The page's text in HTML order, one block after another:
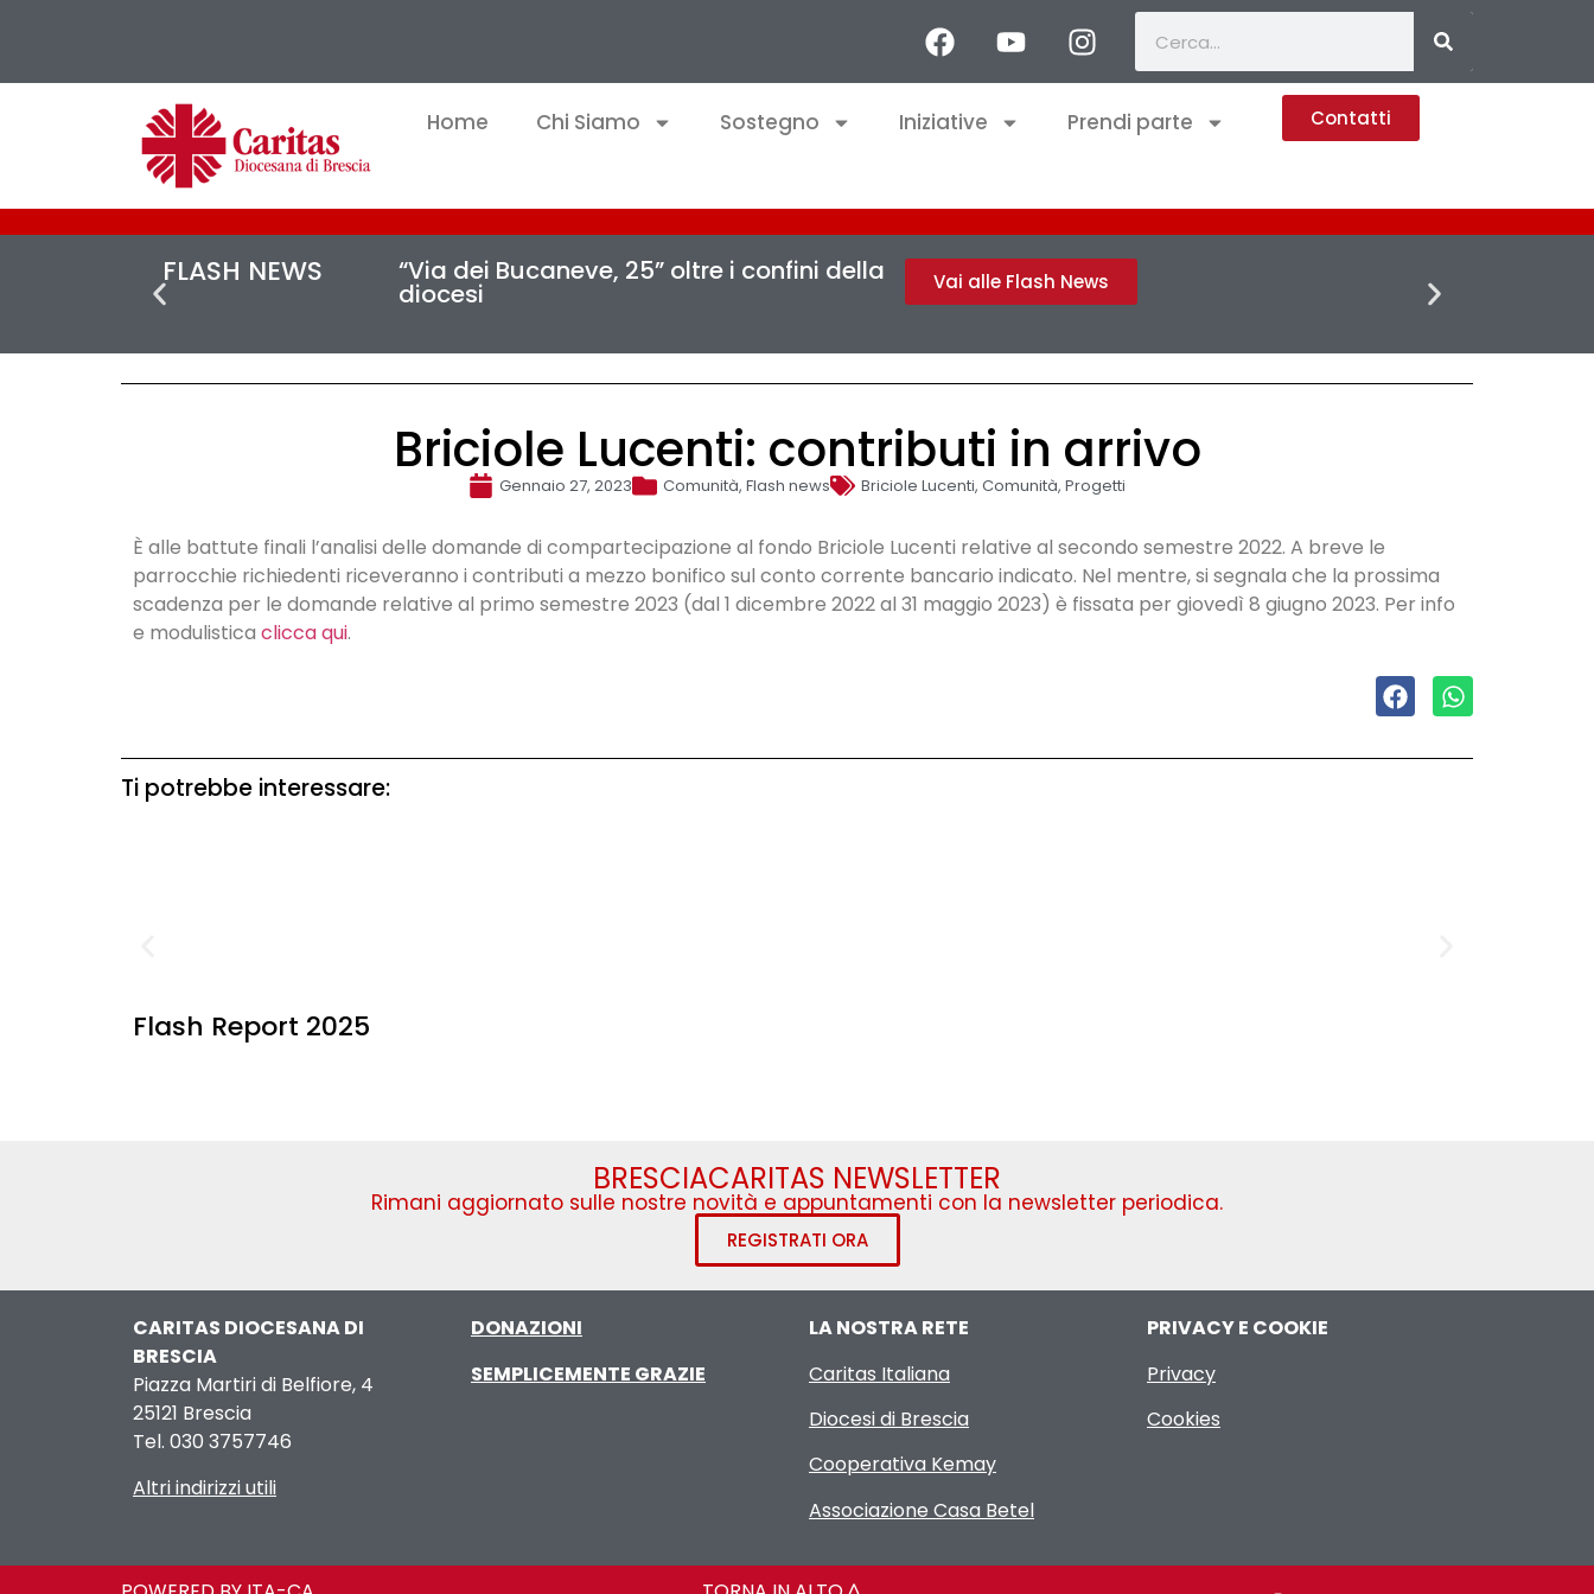
Home Chi Siamo Sostegno Iniziative Prendi parte Contatti
FLASH NEWS “Via dei Bucaneve, 25” oltre i confini della
diocesi Vai alle Flash News
Briciole Lucenti: contributi in arrivo
Gennaio 27, 2023 Comunità, Flash news Briciole Lucenti, Comunità, Progetti
È alle battute finali l’analisi delle domande di compartecipazione al fondo Briciole Lucenti relative al secondo semestre 2022. A breve le
parrocchie richiedenti riceveranno i contributi a mezzo bonifico sul conto corrente bancario indicato. Nel mentre, si segnala che la prossima
scadenza per le domande relative al primo semestre 2023 (dal 1 dicembre 2022 al 31 maggio 2023) è fissata per giovedì 8 giugno 2023. Per info
e modulistica clicca qui.
Ti potrebbe interessare:
Flash Report 2025
BRESCIACARITAS NEWSLETTER
Rimani aggiornato sulle nostre novità e appuntamenti con la newsletter periodica.
REGISTRATI ORA
CARITAS DIOCESANA DI
BRESCIA
Piazza Martiri di Belfiore, 4
25121 Brescia
Tel. 030 3757746
Altri indirizzi utili
DONAZIONI
SEMPLICEMENTE GRAZIE
LA NOSTRA RETE
Caritas Italiana
Diocesi di Brescia
Cooperativa Kemay
Associazione Casa Betel
PRIVACY E COOKIE
Privacy
Cookies